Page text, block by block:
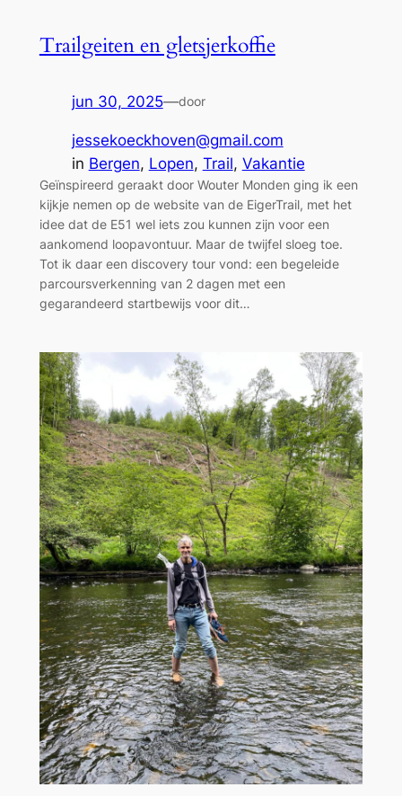
Trailgeiten en gletsjerkoffie
jun 30, 2025—door
jessekoeckhoven@gmail.com
in Bergen, Lopen, Trail, Vakantie
Geïnspireerd geraakt door Wouter Monden ging ik een
kijkje nemen op de website van de EigerTrail, met het
idee dat de E51 wel iets zou kunnen zijn voor een
aankomend loopavontuur. Maar de twijfel sloeg toe.
Tot ik daar een discovery tour vond: een begeleide
parcoursverkenning van 2 dagen met een
gegarandeerd startbewijs voor dit…